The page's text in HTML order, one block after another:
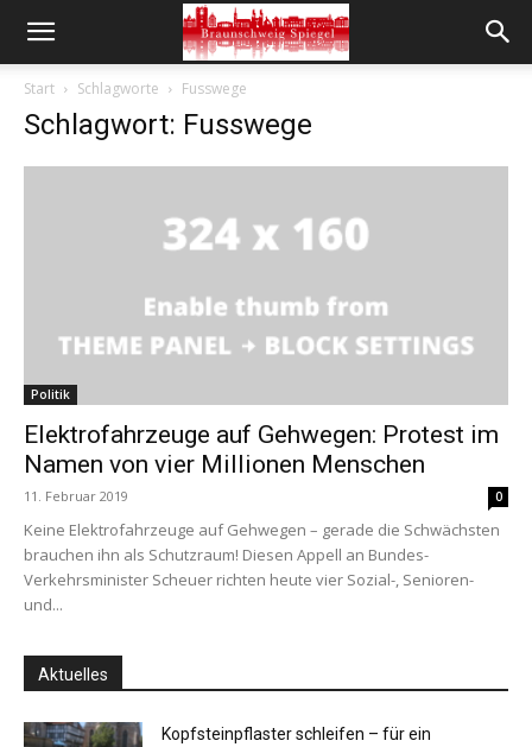
Start Schlagworte Fusswege
Schlagwort: Fusswege
Politik
Elektrofahrzeuge auf Gehwegen: Protest im
Namen von vier Millionen Menschen
11. Februar 2019 0
Keine Elektrofahrzeuge auf Gehwegen – gerade die Schwächsten
brauchen ihn als Schutzraum! Diesen Appell an Bundes-
Verkehrsminister Scheuer richten heute vier Sozial-, Senioren-
und...
Aktuelles
Kopfsteinpflaster schleifen – für ein